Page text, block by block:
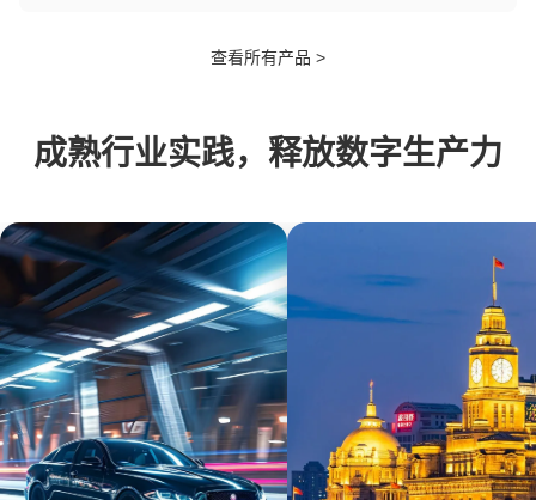
查看所有产品 >
成熟行业实践，释放数字生产力